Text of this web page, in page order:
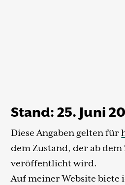
Stand: 25. Juni
Diese Angaben gelten für
dem Zustand, der ab dem
veröffentlicht wird.
Auf meiner Website biete